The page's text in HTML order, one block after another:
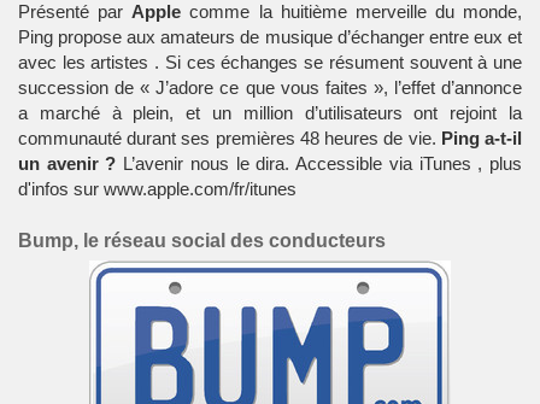
Présenté par Apple comme la huitième merveille du monde,
Ping propose aux amateurs de musique d’échanger entre eux et
avec lesartistes . Si ces échanges se résument souvent à une
succession de « J’adore ce que vous faites », l’effet d’annonce
a marché à plein, et un million d’utilisateurs ont rejoint la
communauté durant ses premières 48 heures de vie. Ping a-t-il
un avenir ? L’avenir nous le dira. Accessible via iTunes , plus
d'infos sur www.apple.com/fr/itunes
Bump, le réseau social des conducteurs